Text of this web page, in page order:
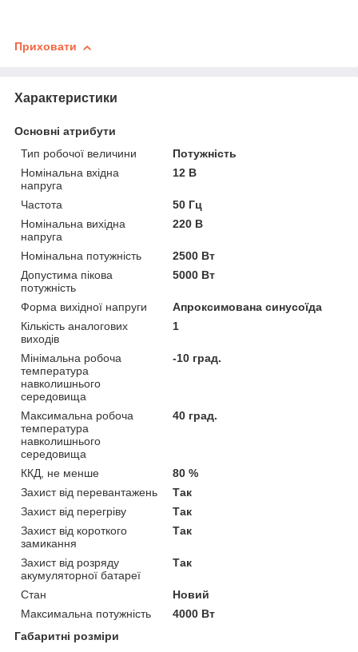
Приховати
Характеристики
Основні атрибути
Тип робочої величини
Потужність
Номінальна вхідна
напруга
12 В
Частота
50 Гц
Номінальна вихідна
напруга
220 В
Номінальна потужність
2500 Вт
Допустима пікова
потужність
5000 Вт
Форма вихідної напруги
Апроксимована синусоїда
Кількість аналогових
виходів
1
Мінімальна робоча
температура
навколишнього
середовища
-10 град.
Максимальна робоча
температура
навколишнього
середовища
40 град.
ККД, не менше
80 %
Захист від перевантажень
Так
Захист від перегріву
Так
Захист від короткого
замикання
Так
Захист від розряду
акумуляторної батареї
Так
Стан
Новий
Максимальна потужність
4000 Вт
Габаритні розміри